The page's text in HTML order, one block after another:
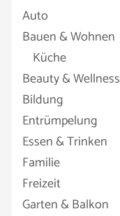
Auto
Bauen & Wohnen
Küche
Beauty & Wellness
Bildung
Entrümpelung
Essen & Trinken
Familie
Freizeit
Garten & Balkon